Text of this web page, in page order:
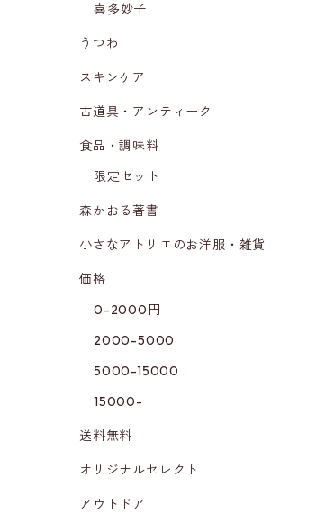
喜多妙子
うつわ
スキンケア
古道具・アンティーク
食品・調味料
限定セット
森かおる著書
小さなアトリエのお洋服・雑貨
価格
0-2000円
2000-5000
5000-15000
15000-
送料無料
オリジナルセレクト
アウトドア